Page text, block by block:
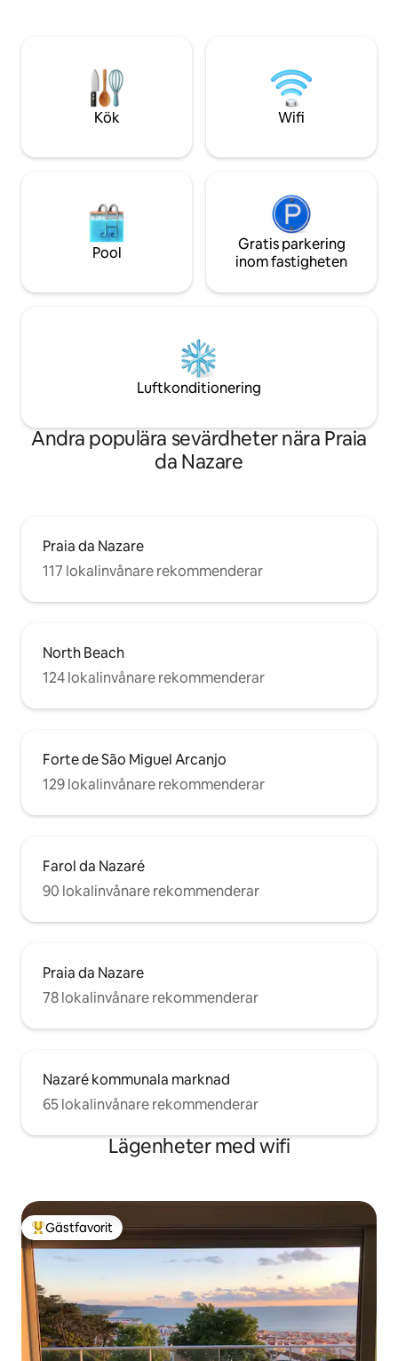
semester eller en kort semester i detta
underbara utrymme! Du kommer inte
att ångra dig! Vi ses snart!
portugisiska
semester eller
året.
Kök Wifi
Pool
Gratis parkering
inom fastigheten
Luftkonditionering
Andra populära sevärdheter nära Praia
da Nazare
Praia da Nazare
117 lokalinvånare rekommenderar
North Beach
124 lokalinvånare rekommenderar
Forte de São Miguel Arcanjo
129 lokalinvånare rekommenderar
Farol da Nazaré
90 lokalinvånare rekommenderar
Praia da Nazare
78 lokalinvånare rekommenderar
Nazaré kommunala marknad
65 lokalinvånare rekommenderar
Lägenheter med wifi
Populär gästfavorit
Gästfavorit